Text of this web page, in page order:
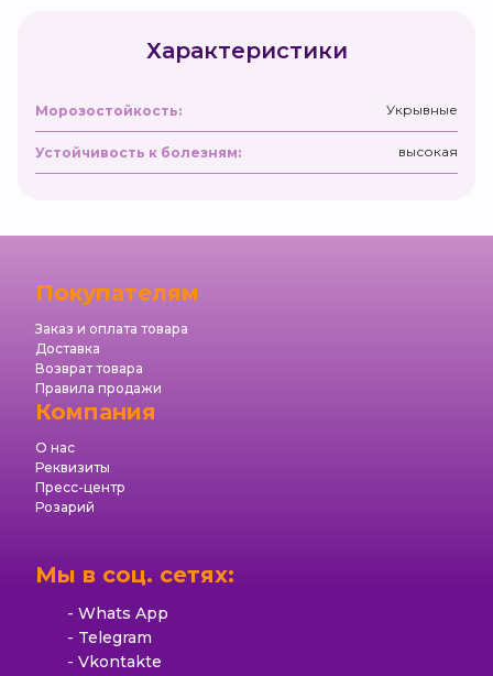
Характеристики
Морозостойкость: Укрывные
Устойчивость к болезням: высокая
Покупателям
Заказ и оплата товара
Доставка
Возврат товара
Правила продажи
Компания
О нас
Реквизиты
Пресс-центр
Розарий
Мы в соц. сетях:
Whats App
Telegram
Vkontakte